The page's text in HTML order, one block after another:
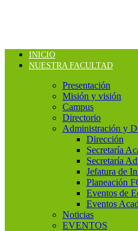
INICIO
NUESTRA FACULTAD
Presentación
Misión y visión
Campus
Directorio
Administración y
Dirección
Secretaría
Secretaría
Jefatura de
Planeación
Eventos de
Eventos
Noticias
EVENTOS